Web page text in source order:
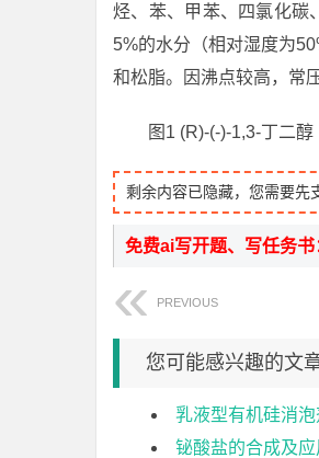
烃、苯、甲苯、四氯化碳
5%的水分（相对湿度为
和松脂。因沸点较高，常
图1 (R)-(-)-1,3-丁二醇
剩余内容已隐藏，您需要先
免费ai写开题、写任务书
PREVIOUS
您可能感兴趣的文
乳液型有机硅消
铋酸盐的合成及